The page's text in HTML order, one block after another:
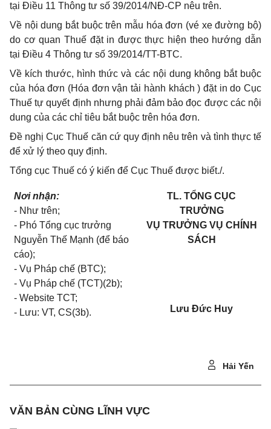
tại Điều 11 Thông tư số 39/2014/NĐ-CP nêu trên.
Về nội dung bắt buộc trên mẫu hóa đơn (vé xe đường bộ)
do cơ quan Thuế đặt in được thực hiện theo hướng dẫn
tại Điều 4 Thông tư số 39/2014/TT-BTC.
Về kích thước, hình thức và các nội dung không bắt buộc
của hóa đơn (Hóa đơn vận tải hành khách ) đặt in do Cục
Thuế tự quyết định nhưng phải đảm bảo đọc được các nội
dung của các chỉ tiêu bắt buộc trên hóa đơn.
Đề nghị Cục Thuế căn cứ quy định nêu trên và tình thực tế
để xử lý theo quy định.
Tổng cục Thuế có ý kiến để Cục Thuế được biết./.
Nơi nhận:
- Như trên;
- Phó Tổng cục trưởng
Nguyễn Thế Mạnh (để báo
cáo);
- Vụ Pháp chế (BTC);
- Vụ Pháp chế (TCT)(2b);
- Website TCT;
- Lưu: VT, CS(3b).
TL. TỔNG CỤC
TRƯỞNG
VỤ TRƯỞNG VỤ CHÍNH
SÁCH
Lưu Đức Huy
Hải Yến
VĂN BẢN CÙNG LĨNH VỰC